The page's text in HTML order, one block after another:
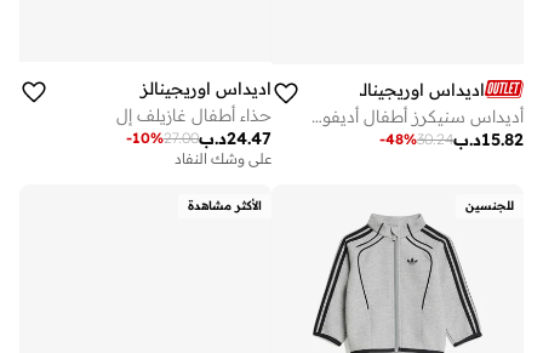
اديداس اوريجينالز
أديداس سنيكرز أطفال أديفوم سامبا 360 آي
د.ب15.82
30.24
-48%
اديداس اوريجينالز
حذاء أطفال غازيلف إل
د.ب24.47
27.00
-10%
على وشك النفاد
للجنسين الأكثر مشاهدة